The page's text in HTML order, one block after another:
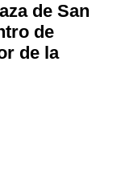
de San
de
de la